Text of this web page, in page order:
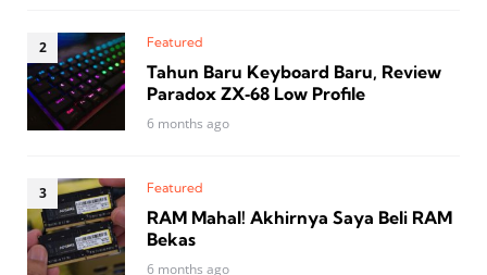
Featured
Tahun Baru Keyboard Baru, Review
Paradox ZX‑68 Low Profile
6 months ago
Featured
RAM Mahal! Akhirnya Saya Beli RAM
Bekas
6 months ago